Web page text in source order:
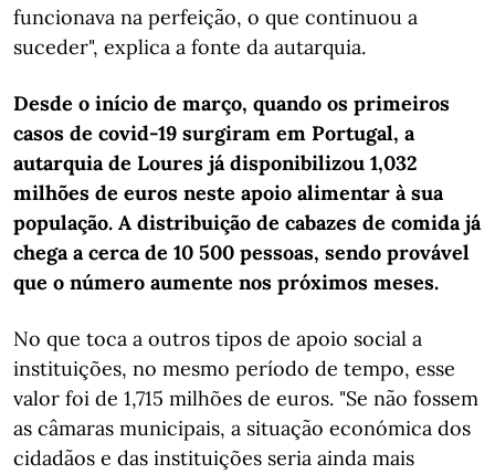
funcionava na perfeição, o que continuou a
suceder", explica a fonte da autarquia.
Desde o início de março, quando os primeiros
casos de covid-19 surgiram em Portugal, a
autarquia de Loures já disponibilizou 1,032
milhões de euros neste apoio alimentar à sua
população. A distribuição de cabazes de comida já
chega a cerca de 10 500 pessoas, sendo provável
que o número aumente nos próximos meses.
No que toca a outros tipos de apoio social a
instituições, no mesmo período de tempo, esse
valor foi de 1,715 milhões de euros. "Se não fossem
as câmaras municipais, a situação económica dos
cidadãos e das instituições seria ainda mais